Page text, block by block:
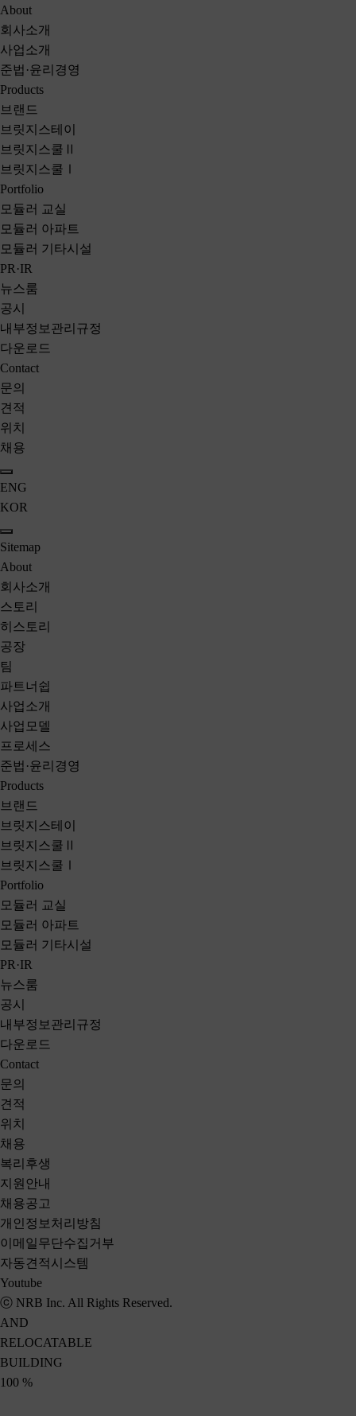
NRB
Main Menu
About
회사소개
사업소개
준법·윤리경영
Products
브랜드
브릿지스테이
브릿지스쿨 Ⅱ
브릿지스쿨 Ⅰ
Portfolio
모듈러 교실
모듈러 아파트
모듈러 기타시설
PR·IR
뉴스룸
공시
내부정보관리규정
다운로드
Contact
문의
견적
위치
채용
언어
ENG
KOR
Sitemap
About
회 사소개
스토리
히스토리
공장
팀
파트너쉽
사업 소개
사업모델
프로세스
준법·윤리경영
Products
브랜드
브릿지스테이
브릿지스쿨 Ⅱ
브릿지스쿨 Ⅰ
Portfolio
모듈러 교실
모듈러 아파트
모듈러 기타시설
PR·IR
뉴스룸
공시
내부정보관리규정
다운로드
Contact
문의
견적
위치
채 용
복리후생
지원안내
채용공고
개인정보처리방침
이메일무단수집거부
자동견적시스템
Youtube
ⓒ NRB Inc. All Rights Reserved.
AND
RELOCATABLE
BUILDING
100 %